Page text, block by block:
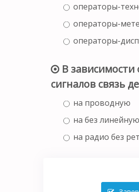
операторы-
операторы-
операторы-
В зависимости
сигналов связь
на проводную
на без линейную
на радио без